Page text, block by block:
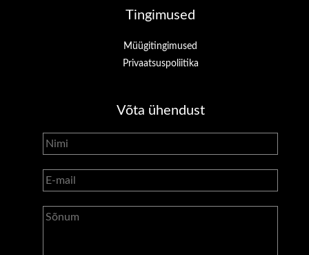
Tingimused
Müügitingimused
Privaatsuspoliitika
Võta ühendust